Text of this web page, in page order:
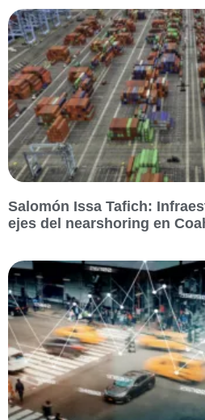
Salomón Issa Tafich:
ejes del nearshoring en